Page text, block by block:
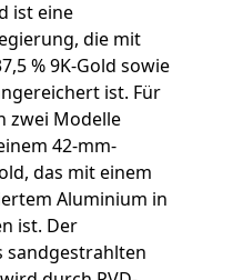
ist eine
die mit
% 9K-Gold sowie
ist. Für
zwei Modelle
42-mm-
das mit einem
Aluminium in
ist. Der
sandgestrahlten